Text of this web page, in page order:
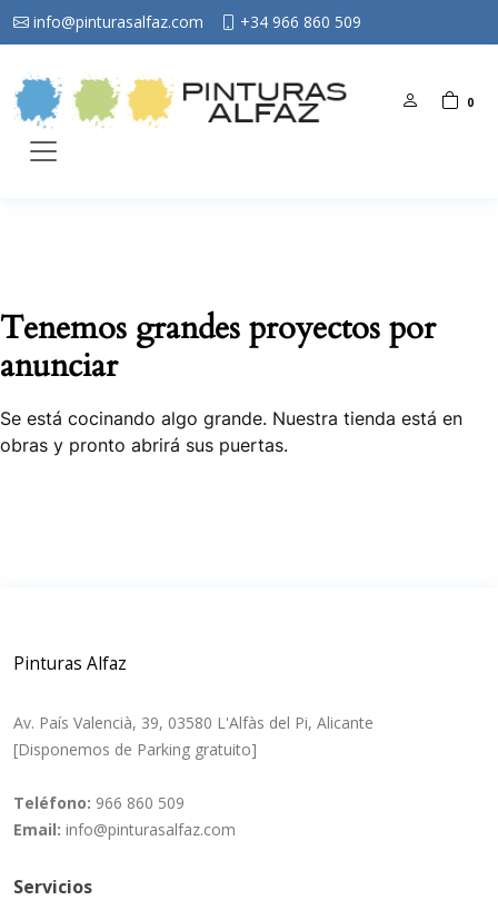
info@pinturasalfaz.com +34 966 860 509
0
Tenemos grandes proyectos por
anunciar
Se está cocinando algo grande. Nuestra tienda está en
obras y pronto abrirá sus puertas.
Pinturas Alfaz
Av. País Valencià, 39, 03580 L'Alfàs del Pi, Alicante
[Disponemos de Parking gratuito]
Teléfono: 966 860 509
Email: info@pinturasalfaz.com
Servicios